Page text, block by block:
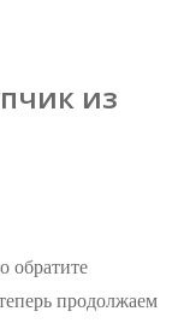
из
обратите
продолжаем